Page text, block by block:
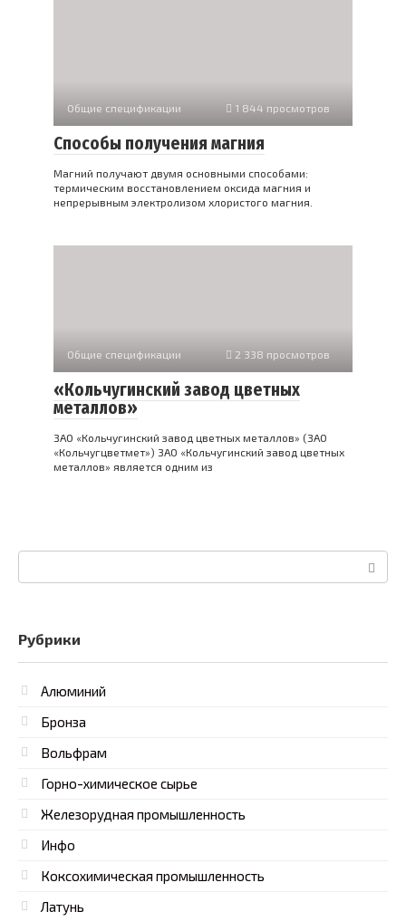
Общие спецификации 1 844 просмотров
Способы получения магния
Магний получают двумя основными способами:
термическим восстановлением оксида магния и
непрерывным электролизом хлористого магния.
Общие спецификации 2 338 просмотров
«Кольчугинский завод цветных
металлов»
ЗАО «Кольчугинский завод цветных металлов» (ЗАО
«Кольчугцветмет») ЗАО «Кольчугинский завод цветных
металлов» является одним из
Поиск:
Рубрики
Алюминий
Бронза
Вольфрам
Горно-химическое сырье
Железорудная промышленность
Инфо
Коксохимическая промышленность
Латунь